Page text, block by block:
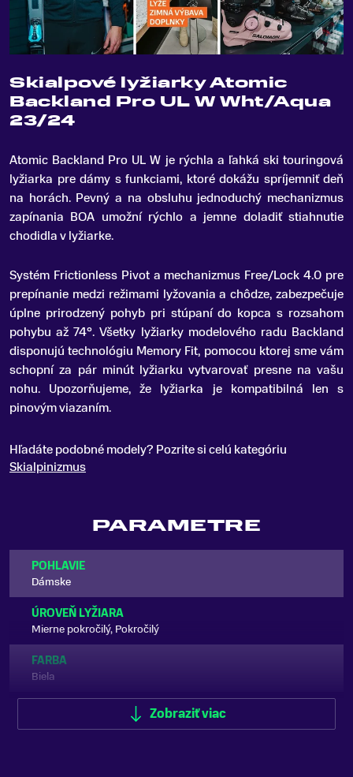
Skialpové lyžiarky Atomic
Backland Pro UL W Wht/Aqua
23/24
Atomic Backland Pro UL W je rýchla a ľahká ski touringová
lyžiarka pre dámy s funkciami, ktoré dokážu spríjemniť deň
na horách.Pevný a na obsluhu jednoduchý mechanizmus
zapínania BOA umožní rýchlo a jemne doladiť stiahnutie
chodidla v lyžiarke.
Systém Frictionless Pivot a mechanizmus Free/Lock 4.0 pre
prepínanie medzi režimami lyžovania a chôdze, zabezpečuje
úplne prirodzený pohyb pri stúpaní do kopca s rozsahom
pohybu až 74°. Všetky lyžiarky modelového radu Backland
disponujú technológiu Memory Fit, pomocou ktorej sme vám
schopní za pár minút lyžiarku vytvarovať presne na vašu
nohu. Upozorňujeme, že lyžiarka je kompatibilná len s
pinovým viazaním.
Hľadáte podobné modely? Pozrite si celú kategóriu
Skialpinizmus
PARAMETRE
POHLAVIE
Dámske
ÚROVEŇ LYŽIARA
Mierne pokročilý, Pokročilý
FARBA
Biela
Zobraziť viac